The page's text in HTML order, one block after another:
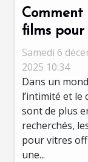
Comment
films pour
peuvent
votre
vie ?
Samedi 6
2025 10:34
Dans un
l’intimité et le
sont de plus
recherchés,
pour vitres
une...